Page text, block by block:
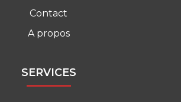
Contact
A propos
SERVICES